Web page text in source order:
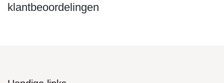
klantbeoordelingen